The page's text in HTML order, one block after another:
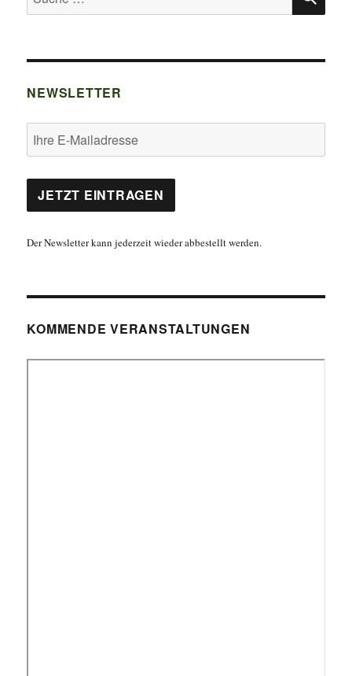
nach:
NEWSLETTER
Der Newsletter kann jederzeit wieder abbestellt werden.
KOMMENDE VERANSTALTUNGEN